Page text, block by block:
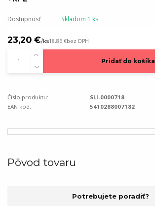
Dostupnosť Skladom 1 ks
23,20 €/ks18,86 €bez DPH
Pridať do košíka
Číslo produktu:
SLI-0000718
EAN kód:
5410288007182
Pôvod tovaru
Potrebujete poradiť?